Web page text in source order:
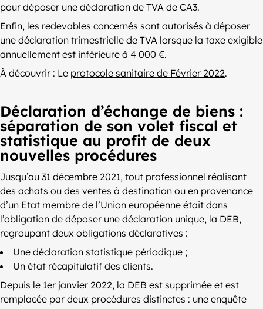
pour déposer une déclaration de TVA de CA3.
Enfin, les redevables concernés sont autorisés à déposer
une déclaration trimestrielle de TVA lorsque la taxe exigible
annuellement est inférieure à 4 000 €.
À découvrir : Le protocole sanitaire de Février 2022.
Déclaration d’échange de biens :
séparation de son volet fiscal et
statistique au profit de deux
nouvelles procédures
Jusqu’au 31 décembre 2021, tout professionnel réalisant
des achats ou des ventes à destination ou en provenance
d’un Etat membre de l’Union européenne était dans
l’obligation de déposer une déclaration unique, la DEB,
regroupant deux obligations déclaratives :
Une déclaration statistique périodique ;
Un état récapitulatif des clients.
Depuis le 1er janvier 2022, la DEB est supprimée et est
remplacée par deux procédures distinctes : une enquête